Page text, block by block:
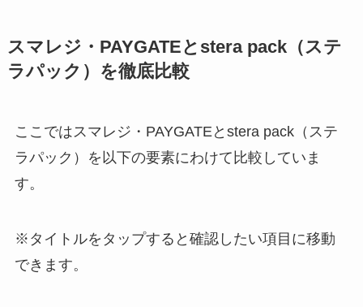
スマレジ・PAYGATEとstera pack（ステ
ラパック）を徹底比較
ここではスマレジ・PAYGATEとstera pack（ステ
ラパック）を以下の要素にわけて比較していま
す。
※タイトルをタップすると確認したい項目に移動
できます。